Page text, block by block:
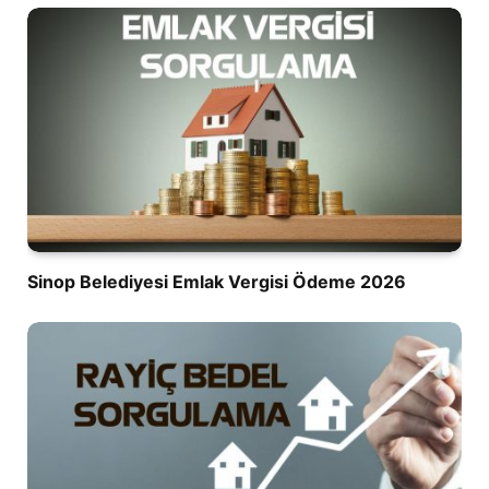
Sinop Belediyesi Emlak Vergisi Ödeme 2026